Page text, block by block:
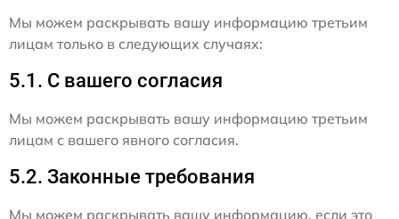
Мы можем раскрывать вашу информацию третьим
лицам только в следующих случаях:
5.1. С вашего согласия
Мы можем раскрывать вашу информацию третьим
лицам с вашего явного согласия.
5.2. Законные требования
Мы можем раскрывать вашу информацию, если это